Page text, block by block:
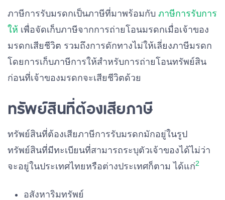
ภาษีการรับมรดกเป็นภาษีที่มาพร้อมกับ ภาษีการรับการ
ให้ เพื่อจัดเก็บภาษีจากการถ่ายโอนมรดกเมื่อเจ้าของ
มรดกเสียชีวิต รวมถึงการดักทางไม่ให้เลี่ยงภาษีมรดก
โดยการเก็บภาษีการให้สำหรับการถ่ายโอนทรัพย์สิน
ก่อนที่เจ้าของมรดกจะเสียชีวิตด้วย
ทรัพย์สินที่ต้องเสียภาษี
ทรัพย์สินที่ต้องเสียภาษีการรับมรดกมักอยู่ในรูป
ทรัพย์สินที่มีทะเบียนที่สามารถระบุตัวเจ้าของได้ไม่ว่า
จะอยู่ในประเทศไทยหรือต่างประเทศก็ตาม ได้แก่2
อสังหาริมทรัพย์